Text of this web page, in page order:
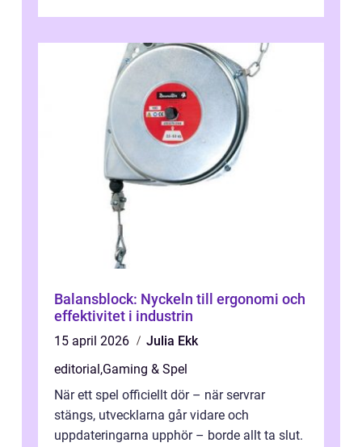
Balansblock: Nyckeln till ergonomi och
effektivitet i industrin
15 april 2026
Julia Ekk
editorial,Gaming & Spel
När ett spel officiellt dör – när servrar
stängs, utvecklarna går vidare och
uppdateringarna upphör – borde allt ta slut.